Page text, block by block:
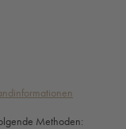
Methoden: